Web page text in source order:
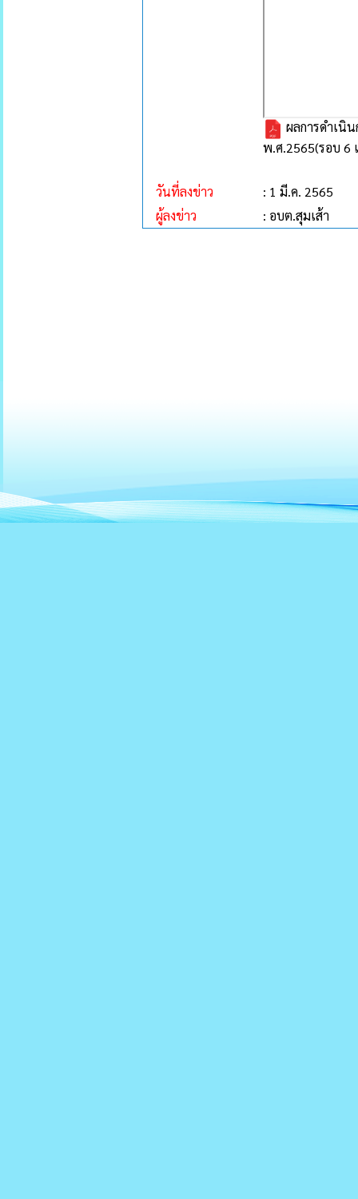
ผลการดำเนิ
พ.ศ.2565(รอบ 6
วันที่ลงข่าว
: 1 มี.ค. 2565
ผู้ลงข่าว
: อบต.สุมเส้า